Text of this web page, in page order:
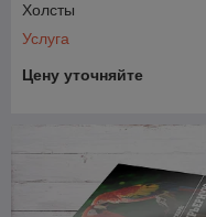
Холсты
Услуга
Цену уточняйте